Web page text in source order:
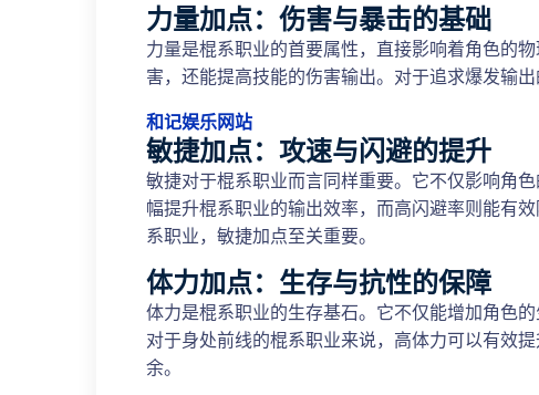
力量加点：伤害与暴击的基础
力量是棍系职业的首要属性，直接影响着角色的
害，还能提高技能的伤害输出。对于追求爆发输
和记娱乐网站
敏捷加点：攻速与闪避的提升
敏捷对于棍系职业而言同样重要。它不仅影响角
幅提升棍系职业的输出效率，而高闪避率则能有
系职业，敏捷加点至关重要。
体力加点：生存与抗性的保障
体力是棍系职业的生存基石。它不仅能增加角色
对于身处前线的棍系职业来说，高体力可以有效
余。